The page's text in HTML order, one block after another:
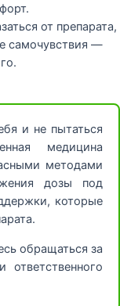
от препарата,
самочувствия —
и не пытаться
медицина
методами
дозы под
которые
обращаться за